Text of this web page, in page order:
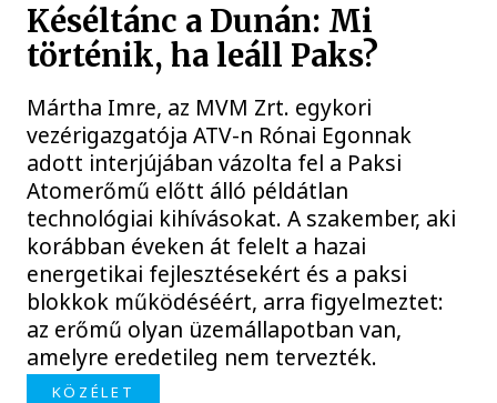
Késéltánc a Dunán: Mi
történik, ha leáll Paks?
Mártha Imre, az MVM Zrt. egykori
vezérigazgatója ATV-n Rónai Egonnak
adott interjújában vázolta fel a Paksi
Atomerőmű előtt álló példátlan
technológiai kihívásokat. A szakember, aki
korábban éveken át felelt a hazai
energetikai fejlesztésekért és a paksi
blokkok működéséért, arra figyelmeztet:
az erőmű olyan üzemállapotban van,
amelyre eredetileg nem tervezték.
KÖZÉLET